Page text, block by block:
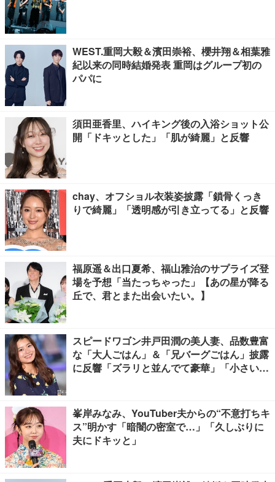
WEST.重岡大毅＆濱田崇裕、櫻井翔＆相葉雅
紀以来の同時結婚発表 重岡はグループ初の
パパに
須田亜香里、ハイキング後の入浴ショット公
開「ドキッとした」「肌が綺麗」と反響
chay、オフショル衣装姿披露「鎖骨くっき
りで綺麗」「透明感が引き立ってる」と反響
福原遥＆出口夏希、福山雅治のサプライズ登
場を予想「当たっちゃった」【あの星が降る
丘で、君とまた出会いたい。】
スピードワゴン井戸田潤の美人妻、品数豊富
な「大人ごはん」＆「兄バーグごはん」披露
に反響「ズラリと並んでて豪華」「小さい海
峯岸みなみ、YouTuber夫からの“不意打ちキ
ス”明かす「暗闇の密室で…」「久しぶりに
夫にドキッと」